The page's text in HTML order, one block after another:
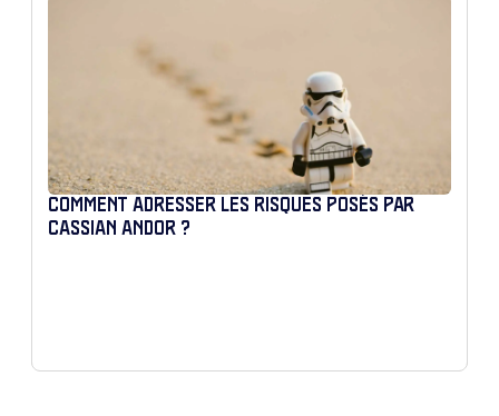
COMMENT ADRESSER LES RISQUES POSÉS PAR
CASSIAN ANDOR ?